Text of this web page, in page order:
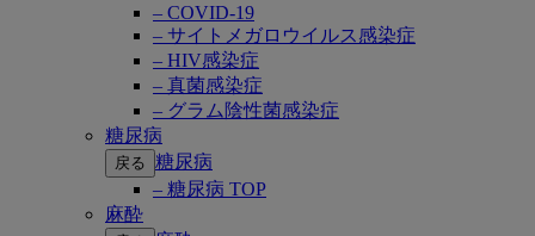
– COVID-19
– サイトメガロウイルス感染症
– HIV感染症
– 真菌感染症
– グラム陰性菌感染症
糖尿病
戻る 糖尿病
– 糖尿病 TOP
麻酔